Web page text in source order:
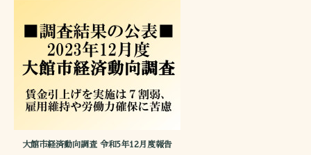
大館市経済動向調査 令和5年12月度報告